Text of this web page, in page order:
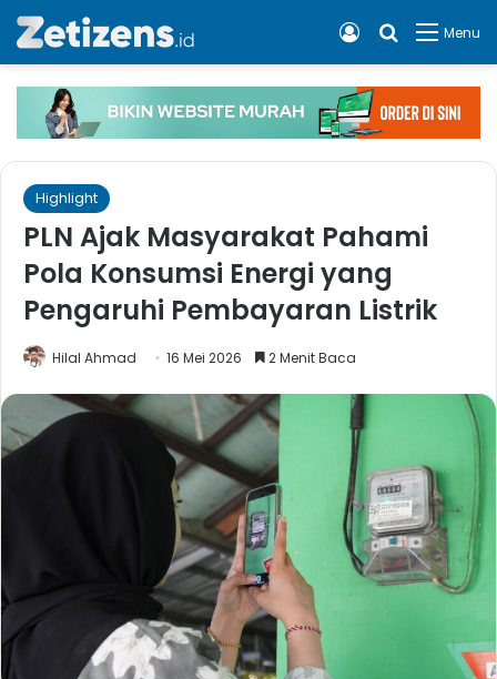
Menu
Cari apa,
Log In
Highlight
PLN Ajak Masyarakat Pahami
Pola Konsumsi Energi yang
Pengaruhi Pembayaran Listrik
Hilal Ahmad 16 Mei 2026 2 Menit Baca